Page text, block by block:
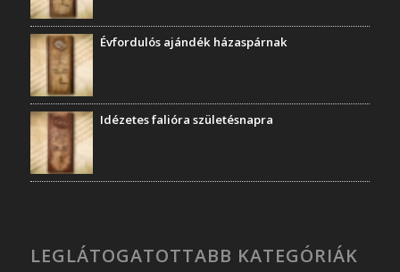
Évfordulós ajándék házaspárnak
Idézetes falióra születésnapra
LEGLÁTOGATOTTABB KATEGÓRIÁK